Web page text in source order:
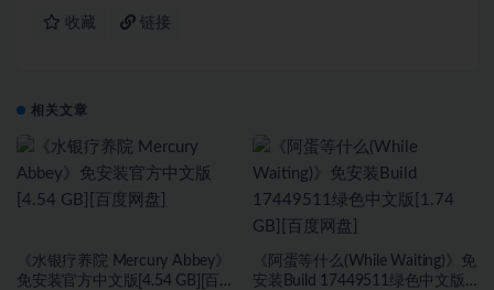
收藏 链接
相关文章
《水银疗养院 Mercury Abbey》
免安装官方中文版[4.54 GB][百度
《阿蛋等什么(While Waiting)》免
安装Build 17449511绿色中文版